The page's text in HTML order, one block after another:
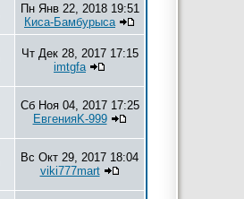
Пн Янв 22, 2018 19:51
Киса-Бамбурыса
Чт Дек 28, 2017 17:15
imtgfa
Сб Ноя 04, 2017 17:25
ЕвгенияK-999
Вс Окт 29, 2017 18:04
viki777mart